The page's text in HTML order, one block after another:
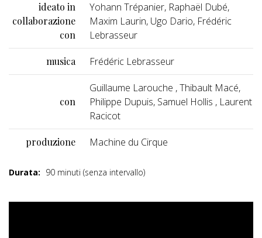
ideato in
collaborazione
con
Yohann Trépanier, Raphaël Dubé,
Maxim Laurin, Ugo Dario, Frédéric
Lebrasseur
musica Frédéric Lebrasseur
con
Guillaume Larouche , Thibault Macé,
Philippe Dupuis, Samuel Hollis , Laurent
Racicot
produzione Machine du Cirque
Durata: 90 minuti (senza intervallo)